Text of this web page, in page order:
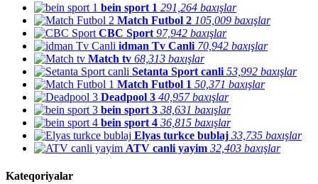
bein sport 1 291,264 baxışlar
Match Futbol 2 105,009 baxışlar
CBC Sport 97,942 baxışlar
idman Tv Canli 70,942 baxışlar
Match tv 68,313 baxışlar
Setanta Sport canli 53,992 baxışlar
Match Futbol 1 50,371 baxışlar
Deadpool 3 40,957 baxışlar
bein sport 3 38,631 baxışlar
bein sport 4 36,815 baxışlar
Elyas turkce bublaj 33,735 baxışlar
ATV canli yayim 32,403 baxışlar
Kateqoriyalar